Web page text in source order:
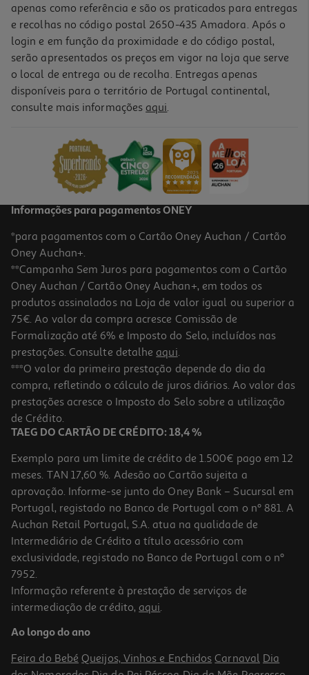
Iogurte Líquido Auchan Morango 160g
Iogurte Líquido Auchan Tropical 4x160g
2.02 €/Kg
1,29 €
Iogurte Líquido Auchan Morango E Banana 160g
2.19 €/Kg
0,35 €
apenas como referência e são os praticados para entregas
e recolhas no código postal 2650-435 Amadora. Após o
login e em função da proximidade e do código postal,
serão apresentados os preços em vigor na loja que serve
o local de entrega ou de recolha. Entregas apenas
disponíveis para o território de Portugal continental,
consulte mais informações aqui.
Informações para pagamentos ONEY
*para pagamentos com o Cartão Oney Auchan / Cartão
Oney Auchan+.
**Campanha Sem Juros para pagamentos com o Cartão
Oney Auchan / Cartão Oney Auchan+, em todos os
produtos assinalados na Loja de valor igual ou superior a
75€. Ao valor da compra acresce Comissão de
Formalização até 6% e Imposto do Selo, incluídos nas
prestações. Consulte detalhe aqui.
***O valor da primeira prestação depende do dia da
compra, refletindo o cálculo de juros diários. Ao valor das
prestações acresce o Imposto do Selo sobre a utilização
de Crédito.
TAEG DO CARTÃO DE CRÉDITO: 18,4 %
Exemplo para um limite de crédito de 1.500€ pago em 12
meses. TAN 17,60 %. Adesão ao Cartão sujeita a
aprovação. Informe-se junto do Oney Bank – Sucursal em
Portugal, registado no Banco de Portugal com o nº 881. A
Auchan Retail Portugal, S.A. atua na qualidade de
Intermediário de Crédito a título acessório com
exclusividade, registado no Banco de Portugal com o nº
7952.
Informação referente à prestação de serviços de
intermediação de crédito, aqui.
Ao longo do ano
Feira do Bebé Queijos, Vinhos e Enchidos Carnaval Dia